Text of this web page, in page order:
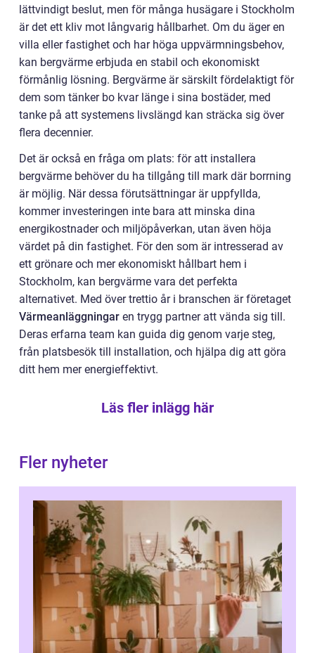
lättvindigt beslut, men för många husägare i Stockholm
är det ett kliv mot långvarig hållbarhet. Om du äger en
villa eller fastighet och har höga uppvärmningsbehov,
kan bergvärme erbjuda en stabil och ekonomiskt
förmånlig lösning. Bergvärme är särskilt fördelaktigt för
dem som tänker bo kvar länge i sina bostäder, med
tanke på att systemens livslängd kan sträcka sig över
flera decennier.
Det är också en fråga om plats: för att installera
bergvärme behöver du ha tillgång till mark där borrning
är möjlig. När dessa förutsättningar är uppfyllda,
kommer investeringen inte bara att minska dina
energikostnader och miljöpåverkan, utan även höja
värdet på din fastighet. För den som är intresserad av
ett grönare och mer ekonomiskt hållbart hem i
Stockholm, kan bergvärme vara det perfekta
alternativet. Med över trettio år i branschen är företaget
Värmeanläggningar en trygg partner att vända sig till.
Deras erfarna team kan guida dig genom varje steg,
från platsbesök till installation, och hjälpa dig att göra
ditt hem mer energieffektivt.
Läs fler inlägg här
Fler nyheter